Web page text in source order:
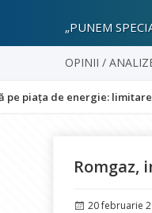
„PUNEM
OPINII /
energie: limitarea
Publicat
20 februarie